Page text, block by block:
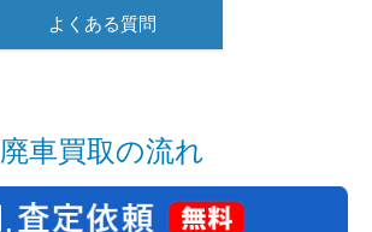
よくある質問
廃車買取の流れ